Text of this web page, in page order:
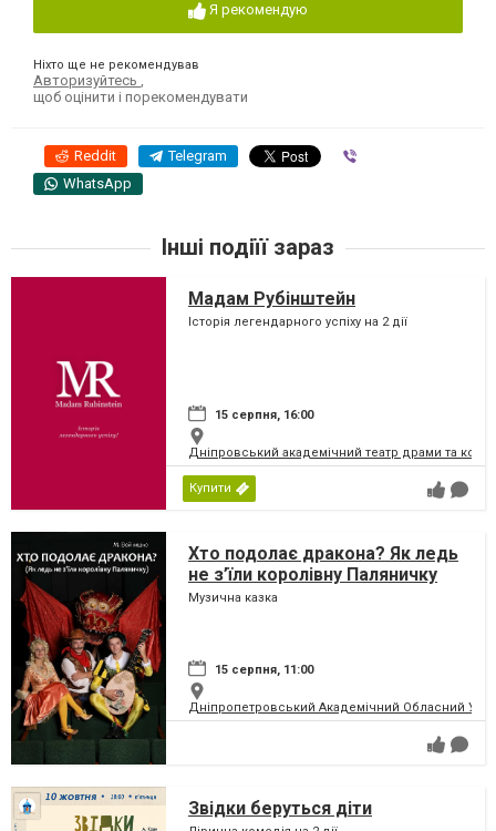
Я рекомендую
Ніхто ще не рекомендував
Авторизуйтесь
щоб оцінити і порекомендувати
Reddit Telegram
WhatsApp
Інші подіїї зараз
Мадам Рубінштейн
Історія легендарного успіху на 2 дії
15 серпня, 16:00
Дніпровський академічний театр драми та
Купити
Хто подолає дракона? Як ледь
не з’їли королівну Паляничку
Музична казка
15 серпня, 11:00
Дніпропетровський Академічний Обласний
Звідки беруться діти